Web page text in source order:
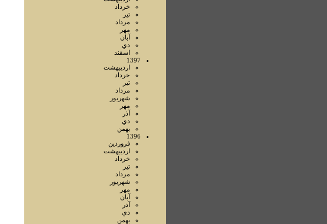
خرداد
تير
مرداد
مهر
آبان
دي
اسفند
1397
ارديبهشت
خرداد
تير
مرداد
شهريور
مهر
آذر
دي
بهمن
1396
فروردين
ارديبهشت
خرداد
تير
مرداد
شهريور
مهر
آبان
آذر
دي
بهمن